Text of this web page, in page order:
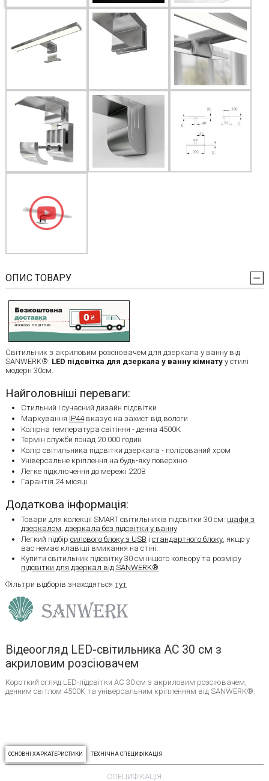
ОПИС ТОВАРУ
Світильник з акриловим розсіювачем для дзеркала у ванну від
SANWERK®: LED підсвітка для дзеркала у ванну кімнатуу стилі
модерн 30см.
Найголовніші переваги:
Стильний і сучасний дизайн підсвітки
Маркування IP44вказує на захист від вологи
Колірна температура світіння - денна 4500К
Термін служби понад 20 000 годин
Колір світильника підсвітки дзеркала - полірований хром
Універсальне кріплення на будь-яку поверхню
Легке підключення до мережі 220В
Гарантія 24 місяці
Додаткова інформація:
Товари для колекції SMART світильників підсвітки 30 см: шафи з
дзеркалом, дзеркала без підсвітки у ванну
Легкий підбір силового блоку з USB і стандартного блоку, якщо у
вас немає клавіші вмикання на стіні.
Купити світильник підсвітку 30 см іншого кольору та розміру
підсвітки для дзеркал від SANWERK®
Фільтри відборів знаходяться тут
Відеоогляд LED-світильника AC 30 см з
акриловим розсіювачем
Короткий огляд LED-підсвітки AC 30 см з акриловим розсіювачем,
денним світлом 4500K та універсальним кріпленням від SANWERK®.
ОСНОВНІ ХАРКАТЕРИСТИКИ ТЕХНІЧНА СПЕЦИФІКАЦІЯ
СПЕЦИФІКАЦІЯ